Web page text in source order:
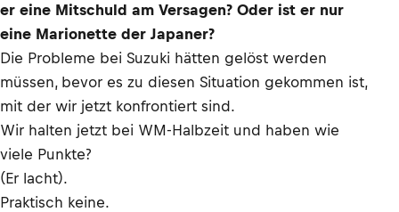
er eine Mitschuld am Versagen? Oder ist er nur
eine Marionette der Japaner?
Die Probleme bei Suzuki hätten gelöst werden
müssen, bevor es zu diesen Situation gekommen ist,
mit der wir jetzt konfrontiert sind.
Wir halten jetzt bei WM-Halbzeit und haben wie
viele Punkte?
(Er lacht).
Praktisch keine.